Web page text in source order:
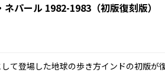
パール 1982-1983（初版復刻版）
て登場した地球の歩き方インドの初版